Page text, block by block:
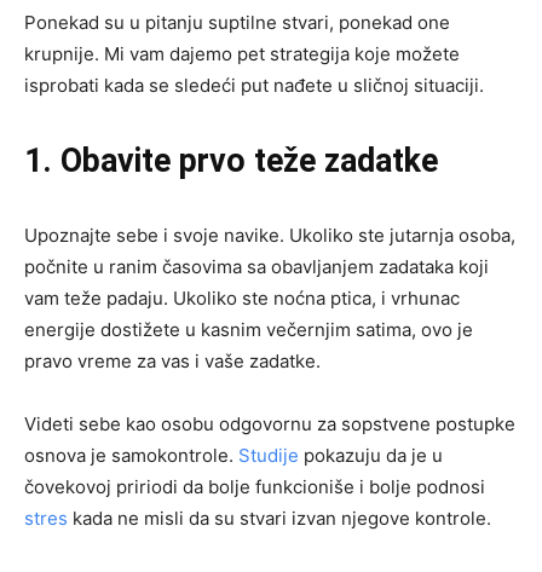
Ponekad su u pitanju suptilne stvari, ponekad one
krupnije. Mi vam dajemo pet strategija koje možete
isprobati kada se sledeći put nađete u sličnoj situaciji.
1. Obavite prvo teže zadatke
Upoznajte sebe i svoje navike. Ukoliko ste jutarnja osoba,
počnite u ranim časovima sa obavljanjem zadataka koji
vam teže padaju. Ukoliko ste noćna ptica, i vrhunac
energije dostižete u kasnim večernjim satima, ovo je
pravo vreme za vas i vaše zadatke.
Videti sebe kao osobu odgovornu za sopstvene postupke
osnova je samokontrole. Studije pokazuju da je u
čovekovoj pririodi da bolje funkcioniše i bolje podnosi
stres kada ne misli da su stvari izvan njegove kontrole.